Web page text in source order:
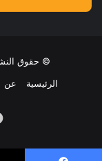
© حقوق النشر 2026، جميع الحقوق
الرئيسية
عن